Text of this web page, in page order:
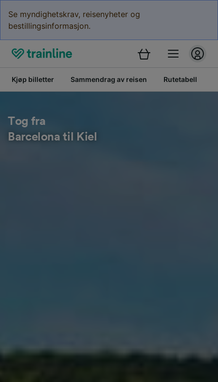
Se myndighetskrav, reisenyheter og
bestillingsinformasjon.
Kjøp billetter Sammendrag av reisen Rutetabell
Tog fra
Barcelona til Kiel